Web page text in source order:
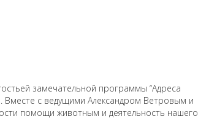
замечательной программы “Адреса
Вместе с ведущими Александром Ветровым и
помощи животным и деятельность нашего